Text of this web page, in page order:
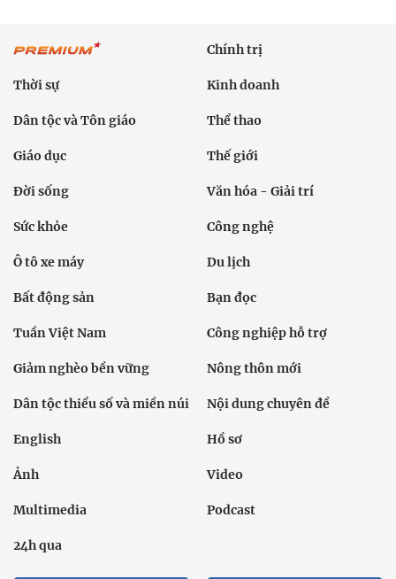
Chính trị
Thời sự Kinh doanh
Dân tộc và Tôn giáo Thể thao
Giáo dục Thế giới
Đời sống Văn hóa - Giải trí
Sức khỏe Công nghệ
Ô tô xe máy Du lịch
Bất động sản Bạn đọc
Tuần Việt Nam Công nghiệp hỗ trợ
Giảm nghèo bền vững Nông thôn mới
Dân tộc thiểu số và miền núi Nội dung chuyên đề
English Hồ sơ
Ảnh Video
Multimedia Podcast
24h qua